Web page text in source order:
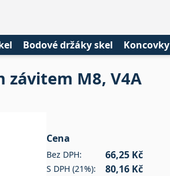
Bodové držáky skel Koncovky
závitem M8, V4A
Cena
Bez DPH: 66,25 Kč
S DPH (21%): 80,16 Kč